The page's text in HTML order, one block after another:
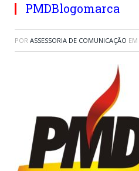
PMDBlogomarca
POR ASSESSORIA DE COMUNICAÇÃO EM